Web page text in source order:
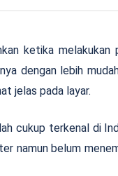
ketika melakukan
dengan lebih
jelas pada layar.
cukup terkenal di
namun belum